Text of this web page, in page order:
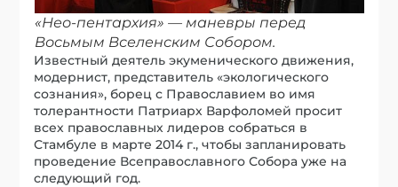
«Нео-пентархия» — маневры перед
Восьмым Вселенским Собором.
Известный деятель экуменического движения,
модернист, представитель «экологического
сознания», борец с Православием во имя
толерантности Патриарх Варфоломей просит
всех православных лидеров собраться в
Стамбуле в марте 2014 г., чтобы запланировать
проведение Всеправославного Собора уже на
следующий год.